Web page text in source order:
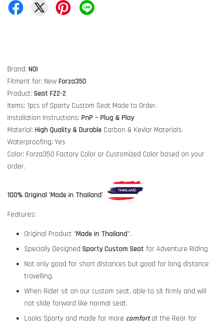
Brand: NOI
Fitment for: New Forza350
Product: Seat FZ2-2
Items: 1pcs of Sporty Custom Seat Made to Order.
Installation Instructions: PnP – Plug & Play
Material: High Quality & Durable Carbon & Kevlar Materials.
Waterproofing: Yes
Color: Forza350 Factory Color or Customized Color based on your
order.
100% Original 'Made in Thailand'
Features:
Original Product "Made in Thailand".
Specially Designed Sporty Custom Seat for Adventure Riding
Not only good for short distances but good for long distance
travelling.
When Rider sit on our custom seat, able to sit firmly and will
not slide forward like normal seat.
Looks Sporty and made for more comfort at the Rear for